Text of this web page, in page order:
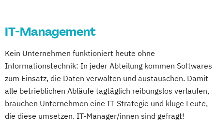
IT-Management
Kein Unternehmen funktioniert heute ohne
Informationstechnik: In jeder Abteilung kommen Softwares
zum Einsatz, die Daten verwalten und austauschen. Damit
alle betrieblichen Abläufe tagtäglich reibungslos verlaufen,
brauchen Unternehmen eine IT-Strategie und kluge Leute,
die diese umsetzen. IT-Manager/innen sind gefragt!